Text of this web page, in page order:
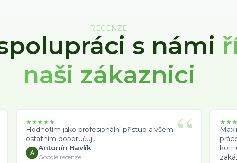
RECENZE
s námi
naši zákaznici
★★★★★
Hodnotím jako profesionální přístup a všem
ostatním doporučuji.!
Antonín Havlík
Google recenze
★★★